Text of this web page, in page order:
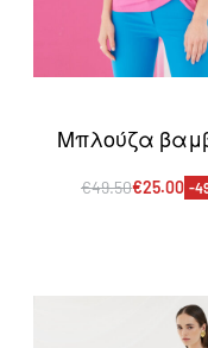
Μπλούζα
€49.50€25.00 -